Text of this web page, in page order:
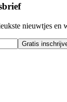
nieuwtjes en
Gratis